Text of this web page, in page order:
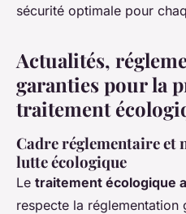
sécurité optimale pour
Actualités,
garanties pour la
traitement
Cadre réglementaire et
lutte écologique
Le traitement écologique
respecte la réglementation